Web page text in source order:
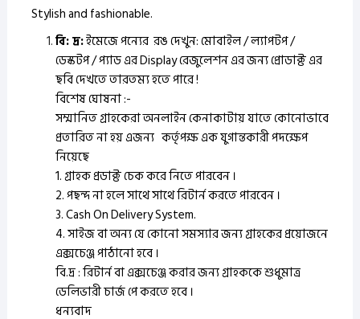
Stylish and fashionable.
বি: দ্র:ইমেজে পন্যের রঙ দেখুন: মোবাইল / ল্যাপটপ /
ডেস্কটপ / প্যাড এর Display রেজুলেশন এর জন্য প্রোডাক্ট এর
ছবি দেখতে তারতম্য হতে পারে !
বিশেষ ঘোষনা :-
সম্মানিত গ্রাহকেরা অনলাইন কেনাকাটায় যাতে কোনোভাবে
প্রতারিত না হয় এজন্য কর্তৃপক্ষ এক যুগান্তকারী পদক্ষেপ
নিয়েছে
1. গ্রাহক প্রডাক্ট চেক করে নিতে পারবেন ।
2. পছন্দ না হলে সাথে সাথে রিটার্ন করতে পারবেন ।
3. Cash On Delivery System.
4. সাইজ বা অন্য যে কোনো সমস্যার জন্য গ্রাহকের প্রয়োজনে
এক্সচেঞ্জ পাঠানো হবে ।
বি.দ্র : রিটার্ন বা এক্সচেঞ্জ করার জন্য গ্রাহককে শুধুমাত্র
ডেলিভারী চার্জ পে করতে হবে ।
ধন্যবাদ